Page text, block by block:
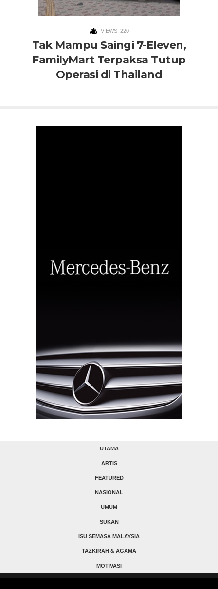
VIEWS: 220
Tak Mampu Saingi 7-Eleven,
FamilyMart Terpaksa Tutup
Operasi di Thailand
UTAMA
ARTIS
FEATURED
NASIONAL
UMUM
SUKAN
ISU SEMASA MALAYSIA
TAZKIRAH & AGAMA
MOTIVASI